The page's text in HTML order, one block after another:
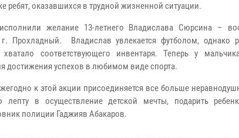
ребят, оказавшихся в трудной жизненной ситуации.
желание 13-летнего Владислава Сюрсина –
Прохладный. Владислав увлекается футболом, однако
соответствующего инвентаря. Теперь у
достижения успехов в любимом виде спорта.
к этой акции присоединяется все больше
в осуществление детской мечты, подарить
полиции Гаджияв Абакаров.